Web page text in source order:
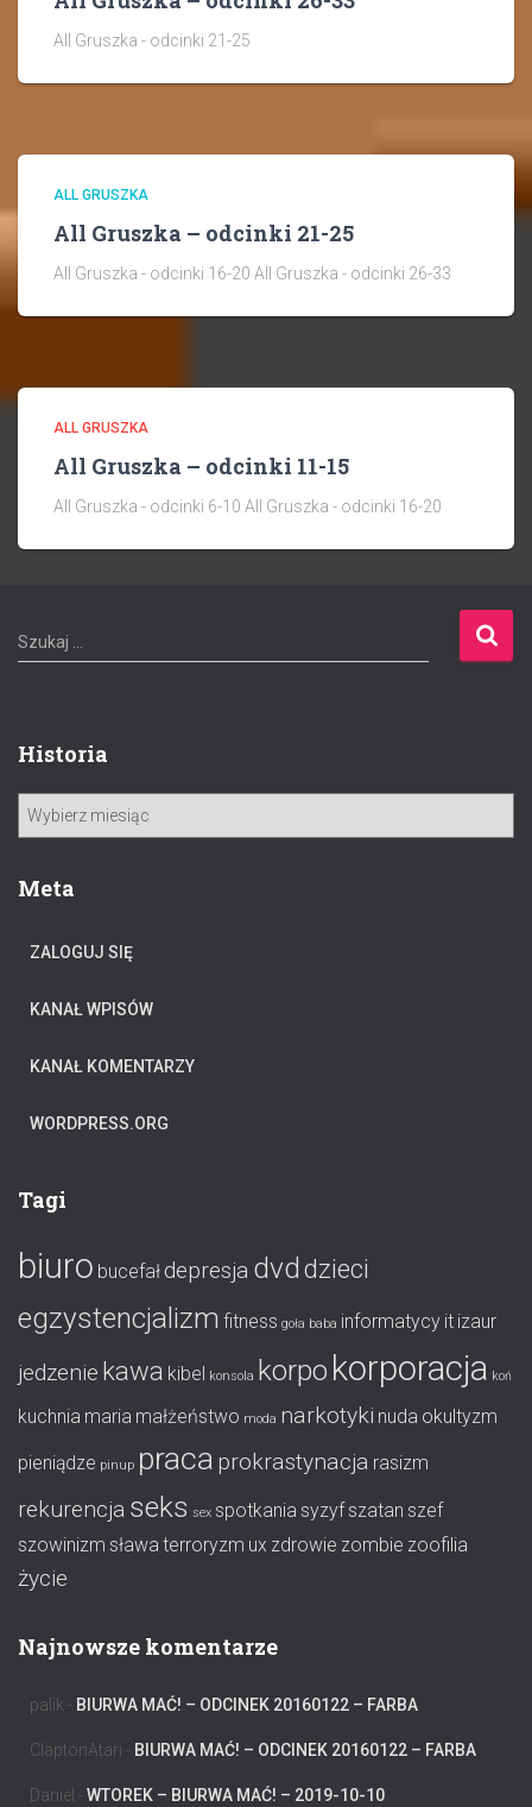
All Gruszka - odcinki 21-25
ALL GRUSZKA
All Gruszka – odcinki 21-25
All Gruszka - odcinki 16-20 All Gruszka - odcinki 26-33
ALL GRUSZKA
All Gruszka – odcinki 11-15
All Gruszka - odcinki 6-10 All Gruszka - odcinki 16-20
S
z
j
:
Szukaj …
Historia
H
tMeta
ZALOGUJ SIĘ
KANAŁ WPISÓW
KANAŁ KOMENTARZY
WORDPRESS.ORG
Tagi
biuro bucefał depresja dvddzieci
egzystencjalizm fitness goła baba informatycy it izaur
jedzenie kawa kibel konsola korpo korporacja koń
kuchnia maria małżeństwo moda narkotyki nuda okultyzm
pieniądze pinup praca prokrastynacja rasizm
rekurencja seks sex spotkania syzyf szatan szef
szowinizm sława terroryzm ux zdrowie zombie zoofilia
życie
Najnowsze komentarze
palik - BIURWA MAĆ! – ODCINEK 20160122 – FARBA
ClaptonAtari - BIURWA MAĆ! – ODCINEK 20160122 – FARBA
Daniel - WTOREK – BIURWA MAĆ! – 2019-10-10